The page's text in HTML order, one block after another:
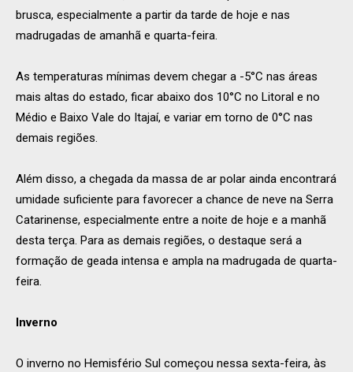
brusca, especialmente a partir da tarde de hoje e nas
madrugadas de amanhã e quarta-feira.
As temperaturas mínimas devem chegar a -5°C nas áreas
mais altas do estado, ficar abaixo dos 10°C no Litoral e no
Médio e Baixo Vale do Itajaí, e variar em torno de 0°C nas
demais regiões.
Além disso, a chegada da massa de ar polar ainda encontrará
umidade suficiente para favorecer a chance de neve na Serra
Catarinense, especialmente entre a noite de hoje e a manhã
desta terça. Para as demais regiões, o destaque será a
formação de geada intensa e ampla na madrugada de quarta-
feira.
Inverno
O inverno no Hemisfério Sul começou nessa sexta-feira, às